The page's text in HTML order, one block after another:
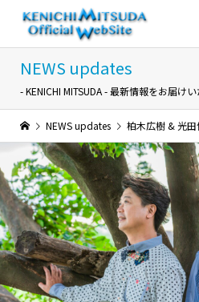
NEWS updates
- KENICHI MITSUDA - 最新情報をお届け
NEWS updates 柏木広樹 & 光田健